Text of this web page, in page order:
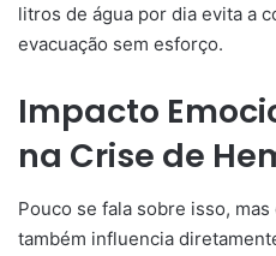
litros de água por dia evita a
evacuação sem esforço.
Impacto
na Crise de
Pouco se fala sobre isso,
também influencia